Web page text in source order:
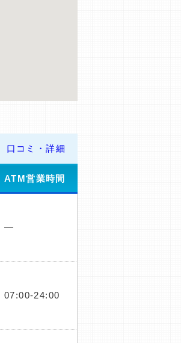
口コミ・詳細
ATM営業時間
―
07:00-24:00